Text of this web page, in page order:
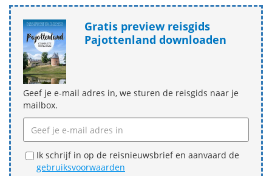
Gratis preview reisgids
Pajottenland downloaden
Geef je e-mail adres in, we sturen de reisgids naar je
mailbox.
Ik schrijf in op de reisnieuwsbrief en aanvaard de
gebruiksvoorwaarden